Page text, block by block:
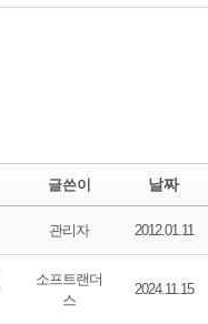
글쓴이 날짜
관리자 2012.01.11
소프트랜더
스
2024.11.15